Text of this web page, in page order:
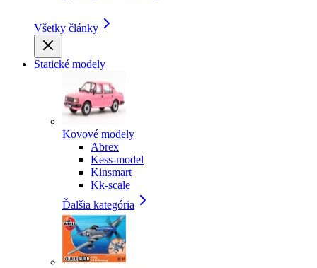
Všetky články
Statické modely
Kovové modely
Abrex
Kess-model
Kinsmart
Kk-scale
Ďalšia kategória